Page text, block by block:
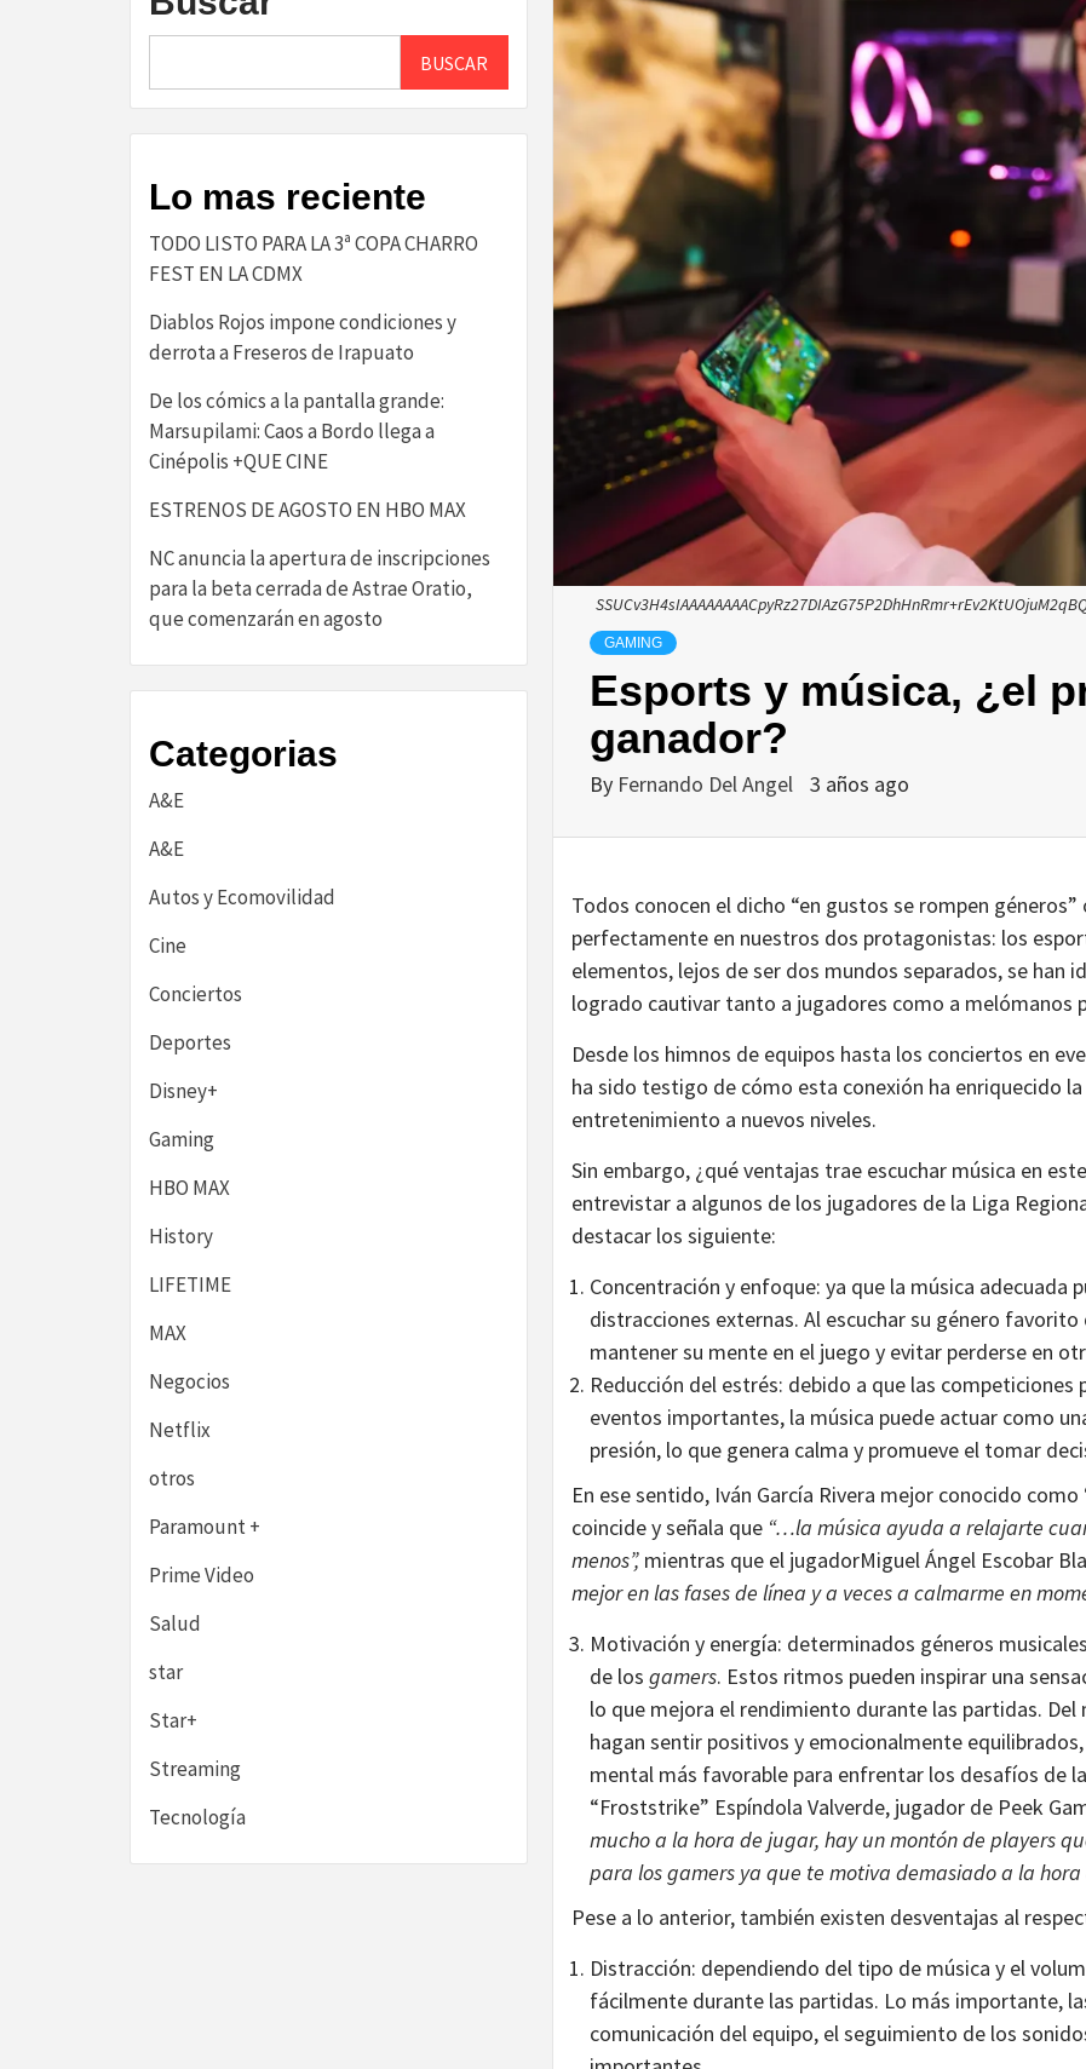
GAMING
Esports y música, ¿el
ganador?
By Fernando Del Angel 3 años ago
Todos conocen el dicho “en gustos se rompen
perfectamente en nuestros dos protagonistas: los
elementos, lejos de ser dos mundos separados, se han
logrado cautivar tanto a jugadores como a melómanos
Desde los himnos de equipos hasta los conciertos en
ha sido testigo de cómo esta conexión ha enriquecido
entretenimiento a nuevos niveles.
Sin embargo, ¿qué ventajas trae escuchar música en
entrevistar a algunos de los jugadores de la Liga
destacar los siguiente:
Concentración y enfoque: ya que la música adecuada
distracciones externas. Al escuchar su género favorito
mantener su mente en el juego y evitar perderse en
Reducción del estrés: debido a que las
eventos importantes, la música puede actuar como
presión, lo que genera calma y promueve el tomar
En ese sentido, Iván García Rivera mejor conocido como
coincide y señala que “…la música ayuda a relajarte
menos”, mientras que el jugadorMiguel Ángel Escobar
mejor en las fases de línea y a veces a calmarme en
Motivación y energía: determinados géneros
de los gamers. Estos ritmos pueden inspirar una
lo que mejora el rendimiento durante las partidas.
hagan sentir positivos y emocionalmente
mental más favorable para enfrentar los desafíos de
“Froststrike” Espíndola Valverde, jugador de Peek
mucho a la hora de jugar, hay un montón de players
para los gamers ya que te motiva demasiado a la
Pese a lo anterior, también existen desventajas al
Distracción: dependiendo del tipo de música y el
fácilmente durante las partidas. Lo más importante,
comunicación del equipo, el seguimiento de los
BUSCAR
Lo mas reciente
TODO LISTO PARA LA 3ª COPA CHARRO
FEST EN LA CDMX
Diablos Rojos impone condiciones y
derrota a Freseros de Irapuato
De los cómics a la pantalla grande:
Marsupilami: Caos a Bordo llega a
Cinépolis +QUE CINE
ESTRENOS DE AGOSTO EN HBO MAX
NC anuncia la apertura de inscripciones
para la beta cerrada de Astrae Oratio,
que comenzarán en agosto
Categorias
A&E
A&E
Autos y Ecomovilidad
Cine
Conciertos
Deportes
Disney+
Gaming
HBO MAX
History
LIFETIME
MAX
Negocios
Netflix
otros
Paramount +
Prime Video
Salud
star
Star+
Streaming
Tecnología